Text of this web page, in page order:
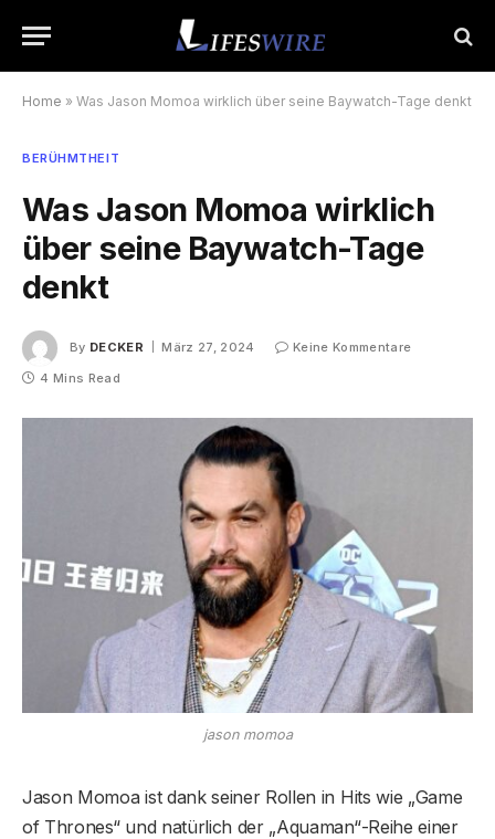
Home » Was Jason Momoa wirklich über seine Baywatch-Tage denkt
BERÜHMTHEIT
Was Jason Momoa wirklich
über seine Baywatch-Tage
denkt
By DECKER März 27, 2024
Keine Kommentare
4 Mins Read
jason momoa
Jason Momoa ist dank seiner Rollen in Hits wie „Game
of Thrones“ und natürlich der „Aquaman“-Reihe einer